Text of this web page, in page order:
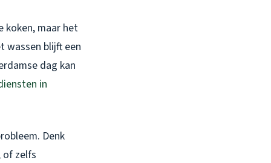
koken, maar het
wassen blijft een
dag kan
in
Denk
of zelfs